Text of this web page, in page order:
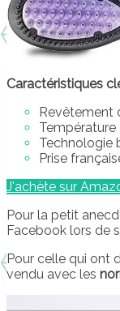
Caractéristiques
Revêtement
Température
Technologie
Prise
J'achète sur
Pour la petit
Facebook lors de
Pour celle qui ont
vendu avec les